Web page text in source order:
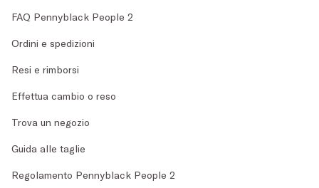
FAQ Pennyblack People 2
Ordini e spedizioni
Resi e rimborsi
Effettua cambio o reso
Trova un negozio
Guida alle taglie
Regolamento Pennyblack People 2